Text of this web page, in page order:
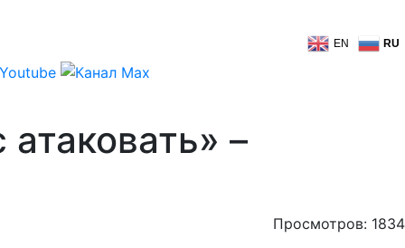
EN RU
–
Просмотров: 1834